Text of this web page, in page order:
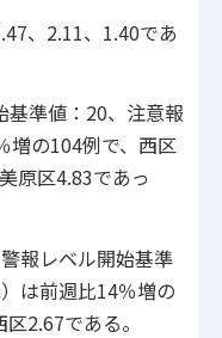
、2.11、1.40であ
準値：20、注意報
増の104例で、西区
原区4.83であっ
報レベル開始基準
は前週比14％増の
2.67である。